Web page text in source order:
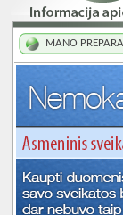
MANO